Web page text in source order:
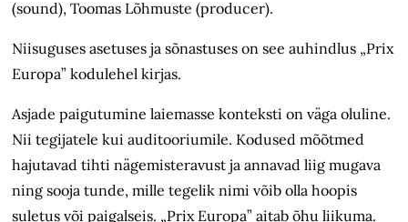
(sound), Toomas Lõhmuste (producer).
Niisuguses asetuses ja sõnastuses on see auhindlus „Prix
Europa” kodulehel kirjas.
Asjade paigutumine laiemasse konteksti on väga oluline.
Nii tegijatele kui auditooriumile. Kodused mõõtmed
hajutavad tihti nägemisteravust ja annavad liig mugava
ning sooja tunde, mille tegelik nimi võib olla hoopis
suletus või paigalseis. „Prix Europa” aitab õhu liikuma.